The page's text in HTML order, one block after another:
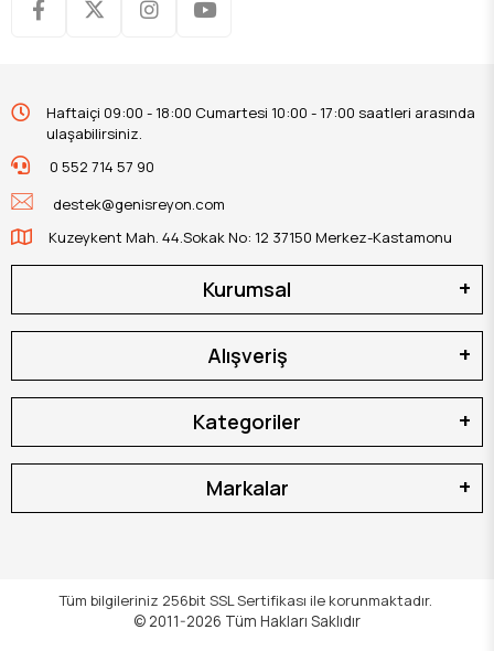
Haftaiçi 09:00 - 18:00 Cumartesi 10:00 - 17:00 saatleri arasında
ulaşabilirsiniz.
0 552 714 57 90
destek@genisreyon.com
Kuzeykent Mah. 44.Sokak No: 12 37150 Merkez-Kastamonu
Kurumsal
Alışveriş
Kategoriler
Markalar
Tüm bilgileriniz 256bit SSL Sertifikası ile korunmaktadır.
© 2011-2026 Tüm Hakları Saklıdır